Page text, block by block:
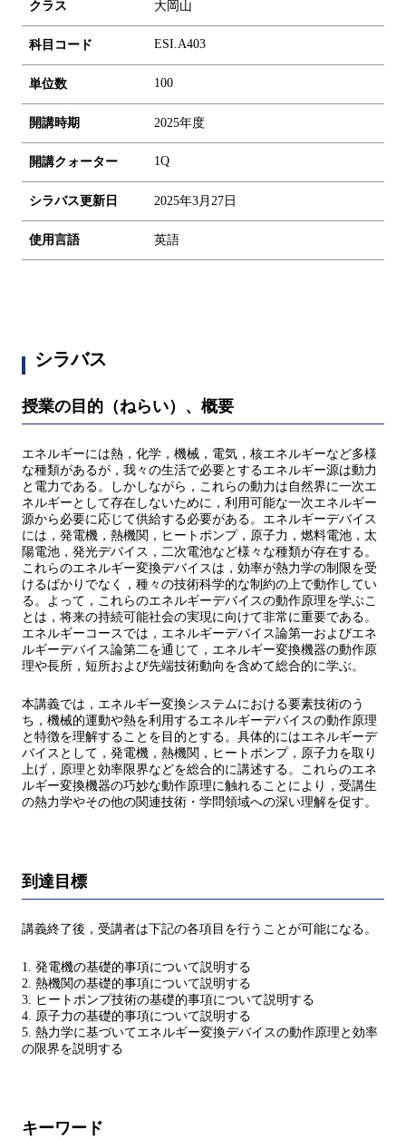
クラス 大岡山
科目コード ESI.A403
単位数 100
開講時期 2025年度
開講クォーター 1Q
シラバス更新日 2025年3月27日
使用言語 英語
シラバス
授業の目的（ねらい）、概要
エネルギーには熱，化学，機械，電気，核エネルギーなど多様
な種類があるが，我々の生活で必要とするエネルギー源は動力
と電力である。しかしながら，これらの動力は自然界に一次エ
ネルギーとして存在しないために，利用可能な一次エネルギー
源から必要に応じて供給する必要がある。エネルギーデバイス
には，発電機，熱機関，ヒートポンプ，原子力，燃料電池，太
陽電池，発光デバイス，二次電池など様々な種類が存在する。
これらのエネルギー変換デバイスは，効率が熱力学の制限を受
けるばかりでなく，種々の技術科学的な制約の上で動作してい
る。よって，これらのエネルギーデバイスの動作原理を学ぶこ
とは，将来の持続可能社会の実現に向けて非常に重要である。
エネルギーコースでは，エネルギーデバイス論第一およびエネ
ルギーデバイス論第二を通じて，エネルギー変換機器の動作原
理や長所，短所および先端技術動向を含めて総合的に学ぶ。
本講義では，エネルギー変換システムにおける要素技術のう
ち，機械的運動や熱を利用するエネルギーデバイスの動作原理
と特徴を理解することを目的とする。具体的にはエネルギーデ
バイスとして，発電機，熱機関，ヒートポンプ，原子力を取り
上げ，原理と効率限界などを総合的に講述する。これらのエネ
ルギー変換機器の巧妙な動作原理に触れることにより，受講生
の熱力学やその他の関連技術・学問領域への深い理解を促す。
到達目標
講義終了後，受講者は下記の各項目を行うことが可能になる。
1. 発電機の基礎的事項について説明する
2. 熱機関の基礎的事項について説明する
3. ヒートポンプ技術の基礎的事項について説明する
4. 原子力の基礎的事項について説明する
5. 熱力学に基づいてエネルギー変換デバイスの動作原理と効率
の限界を説明する
キーワード